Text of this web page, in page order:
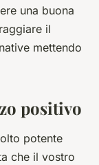
una buona
il
mettendo
positivo
potente
che il vostro